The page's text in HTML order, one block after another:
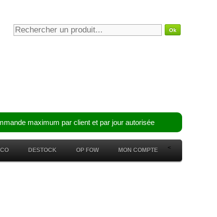
maximum par client et par jour autorisée
<
DESTOCK OP FOW MON COMPTE